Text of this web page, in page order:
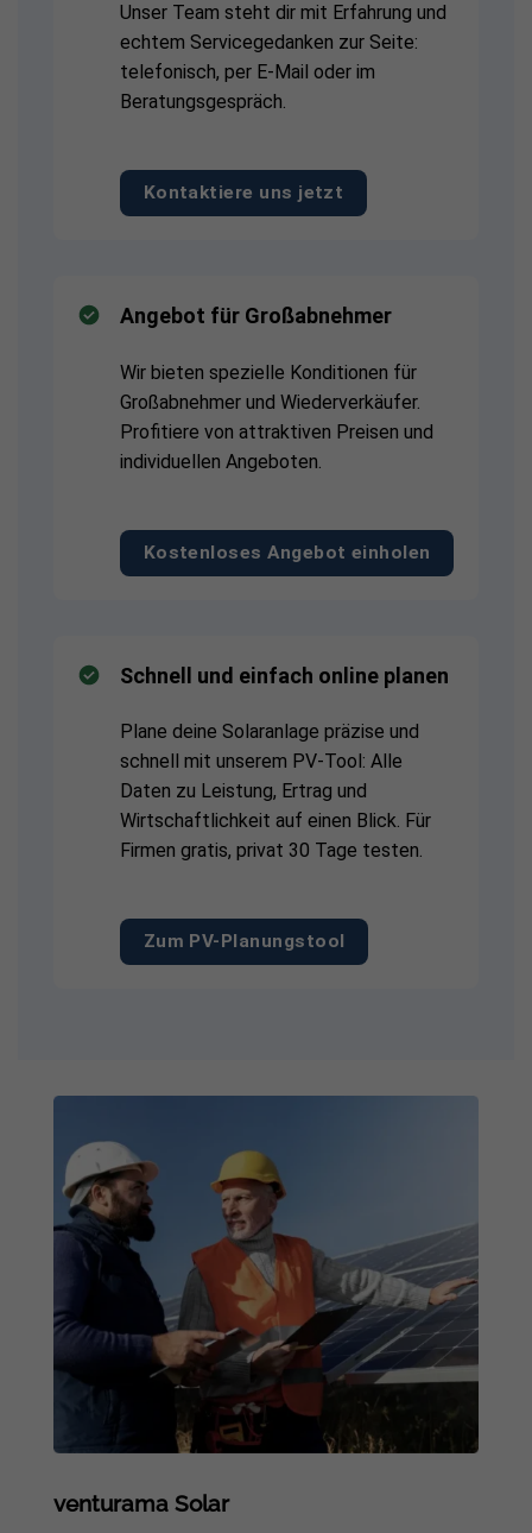
Unser Team steht dir mit Erfahrung und
echtem Servicegedanken zur Seite:
telefonisch, per E-Mail oder im
Beratungsgespräch.
Kontaktiere uns jetzt
Angebot für Großabnehmer
Wir bieten spezielle Konditionen für
Großabnehmer und Wiederverkäufer.
Profitiere von attraktiven Preisen und
individuellen Angeboten.
Kostenloses Angebot einholen
Schnell und einfach online planen
Plane deine Solaranlage präzise und
schnell mit unserem PV-Tool: Alle
Daten zu Leistung, Ertrag und
Wirtschaftlichkeit auf einen Blick. Für
Firmen gratis, privat 30 Tage testen.
Zum PV-Planungstool
venturama Solar